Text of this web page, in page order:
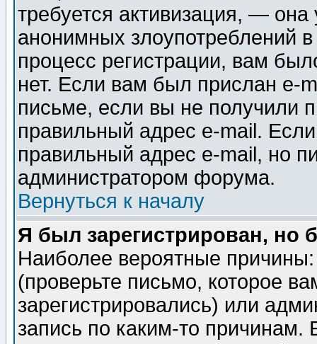
требуется активизация, —
анонимных злоупотреблений
процесс регистрации, вам
нет. Если вам был прислан e-
письме, если вы не получили
правильный адрес e-mail.
правильный адрес e-mail, но
администратором форума.
Вернуться к началу
Я был зарегистрирован, но
Наиболее вероятные
(проверьте письмо, которое
зарегистрировались) или
запись по каким-то